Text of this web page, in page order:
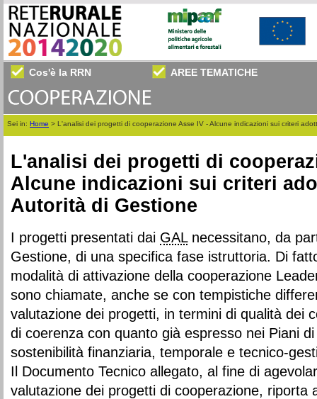
Cos'è la RRN AREE TEMATICHE
Sei in: Home > L'analisi dei progetti di cooperazione Asse IV - Alcune indicazioni sui criteri
L'analisi dei progetti di
Alcune indicazioni sui criteri
Autorità di Gestione
I progetti presentati dai GALnecessitano, da
Gestione, di una specifica fase istruttoria. Di
modalità di attivazione della cooperazione
sono chiamate, anche se con tempistiche
valutazione dei progetti, in termini di qualità dei
di coerenza con quanto già espresso nei Piani
sostenibilità finanziaria, temporale e tecnico-
Il Documento Tecnico allegato, al fine di
valutazione dei progetti di cooperazione, riporta